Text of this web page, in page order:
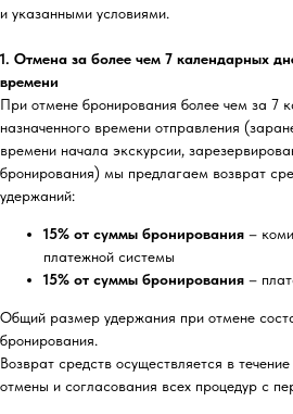
и указанными условиями.
1. Отмена за более чем 7 календарных
времени
При отмене бронирования более чем за 7
назначенного времени отправления
времени начала экскурсии,
бронирования) мы предлагаем возврат
удержаний:
15% от суммы бронирования –
платежной системы
15% от суммы бронирования –
Общий размер удержания при отмене
бронирования.
Возврат средств осуществляется в
отмены и согласования всех процедур с